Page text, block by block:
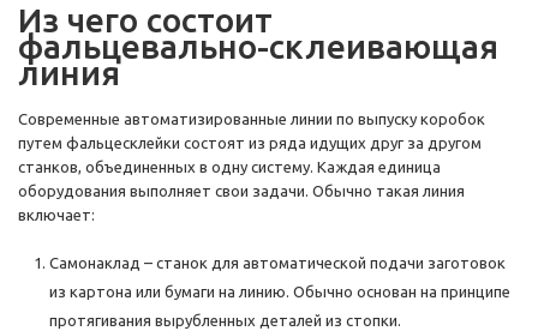
Из чего состоит
фальцевально-склеивающая
линия
Современные автоматизированные линии по выпуску коробок
путем фальцесклейки состоят из ряда идущих друг за другом
станков, объединенных в одну систему. Каждая единица
оборудования выполняет свои задачи. Обычно такая линия
включает:
Самонаклад – станок для автоматической подачи заготовок
из картона или бумаги на линию. Обычно основан на принципе
протягивания вырубленных деталей из стопки.